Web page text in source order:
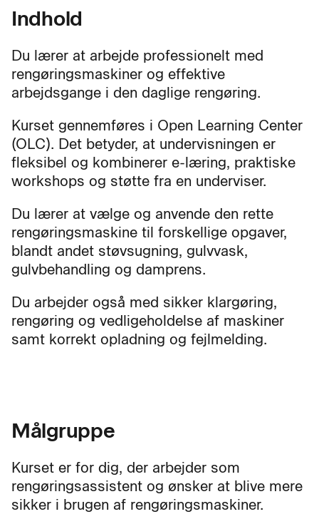
Indhold
Du lærer at arbejde professionelt med
rengøringsmaskiner og effektive
arbejdsgange i den daglige rengøring.
Kurset gennemføres i Open Learning Center
(OLC). Det betyder, at undervisningen er
fleksibel og kombinerer e-læring, praktiske
workshops og støtte fra en underviser.
Du lærer at vælge og anvende den rette
rengøringsmaskine til forskellige opgaver,
blandt andet støvsugning, gulvvask,
gulvbehandling og damprens.
Du arbejder også med sikker klargøring,
rengøring og vedligeholdelse af maskiner
samt korrekt opladning og fejlmelding.
Målgruppe
Kurset er for dig, der arbejder som
rengøringsassistent og ønsker at blive mere
sikker i brugen af rengøringsmaskiner.